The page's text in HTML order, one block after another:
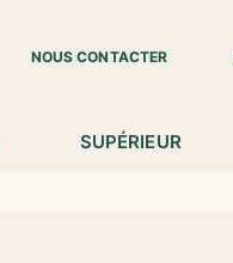
NOUS CONTACTER
SUPÉRIEUR